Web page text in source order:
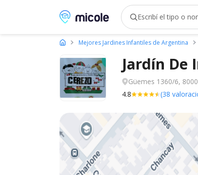
Micole, buscador de colegios
Mejores Jardines Infantiles de Argentina
Jardín De
Güemes 1360/6,
4.8
(38